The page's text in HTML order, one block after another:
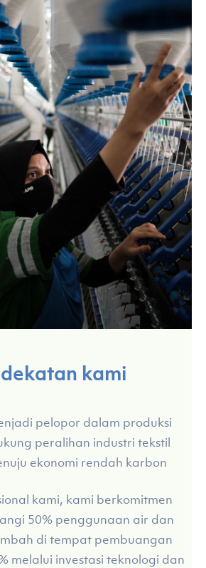
kami
pelopor dalam produksi
peralihan industri tekstil
ekonomi rendah karbon
kami, kami berkomitmen
50% penggunaan air dan
di tempat pembuangan
melalui investasi teknologi dan